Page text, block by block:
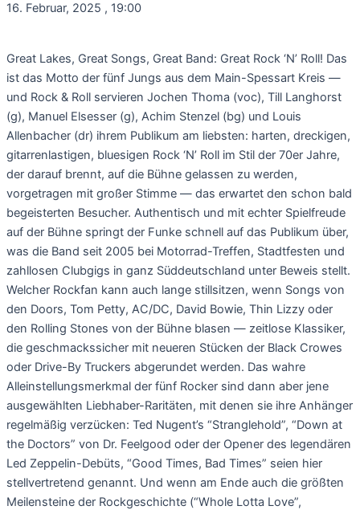
16. Februar, 2025 , 19:00
Great Lakes, Great Songs, Great Band: Great Rock ‘N’ Roll! Das
ist das Motto der fünf Jungs aus dem Main-Spessart Kreis —
und Rock & Roll servieren Jochen Thoma (voc), Till Langhorst
(g), Manuel Elsesser (g), Achim Stenzel (bg) und Louis
Allenbacher (dr) ihrem Publikum am liebsten: harten, dreckigen,
gitarrenlastigen, bluesigen Rock ‘N’ Roll im Stil der 70er Jahre,
der darauf brennt, auf die Bühne gelassen zu werden,
vorgetragen mit großer Stimme — das erwartet den schon bald
begeisterten Besucher. Authentisch und mit echter Spielfreude
auf der Bühne springt der Funke schnell auf das Publikum über,
was die Band seit 2005 bei Motorrad-Treffen, Stadtfesten und
zahllosen Clubgigs in ganz Süddeutschland unter Beweis stellt.
Welcher Rockfan kann auch lange stillsitzen, wenn Songs von
den Doors, Tom Petty, AC/DC, David Bowie, Thin Lizzy oder
den Rolling Stones von der Bühne blasen — zeitlose Klassiker,
die geschmackssicher mit neueren Stücken der Black Crowes
oder Drive-By Truckers abgerundet werden. Das wahre
Alleinstellungsmerkmal der fünf Rocker sind dann aber jene
ausgewählten Liebhaber-Raritäten, mit denen sie ihre Anhänger
regelmäßig verzücken: Ted Nugent’s “Stranglehold”, “Down at
the Doctors” von Dr. Feelgood oder der Opener des legendären
Led Zeppelin-Debüts, “Good Times, Bad Times” seien hier
stellvertretend genannt. Und wenn am Ende auch die größten
Meilensteine der Rockgeschichte (“Whole Lotta Love”,